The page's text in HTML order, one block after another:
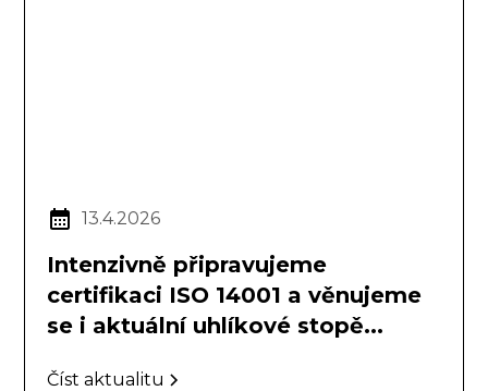
13.4.2026
Intenzivně připravujeme
certifikaci ISO 14001 a věnujeme
se i aktuální uhlíkové stopě...
Číst aktualitu